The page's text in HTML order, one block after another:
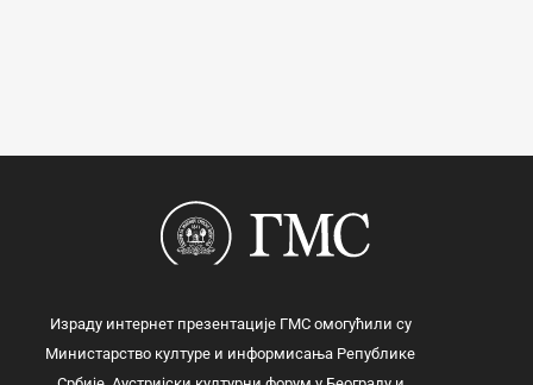
Израду интернет презентације ГМС омогућили су
Министарство културе и информисања Републике